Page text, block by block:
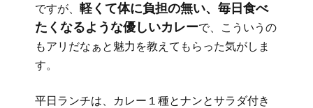
ですが、 軽くて体に負担の無い、毎日食べ
たくなるような優しいカレーで、こういうの
もアリだなぁと魅力を教えてもらった気がしま
す。
平日ランチは、カレー１種とナンとサラダ付き